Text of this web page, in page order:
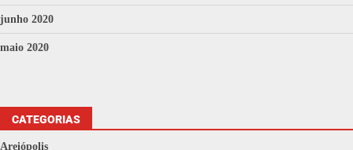
junho 2020
maio 2020
CATEGORIAS
Areiópolis